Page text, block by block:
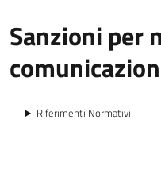
Sanzioni per
Riferimenti Normativi